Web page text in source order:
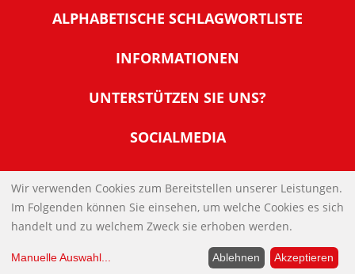
ALPHABETISCHE SCHLAGWORTLISTE
INFORMATIONEN
Warum NachDenkSeiten
Tipps zur Nutzung der NachDenkSeiten
Banner und E-Mail-Signaturen
Links
Kontakt
Impressum
UNTERSTÜTZEN SIE UNS?
Werden Sie Fördermitglied
Spenden Sie Online
SOCIALMEDIA
IMPRESSUM
DATENSCHUTZERKLÄRUNG
Wir verwenden Cookies zum Bereitstellen unserer Leistungen.
Im Folgenden können Sie einsehen, um welche Cookies es sich
handelt und zu welchem Zweck sie erhoben werden.
Manuelle Auswahl... Ablehnen Akzeptieren